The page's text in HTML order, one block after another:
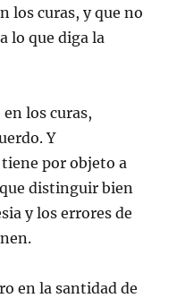
los curas, y que no
lo que diga la
los curas,
Y
por objeto a
distinguir bien
y los errores de
en la santidad de